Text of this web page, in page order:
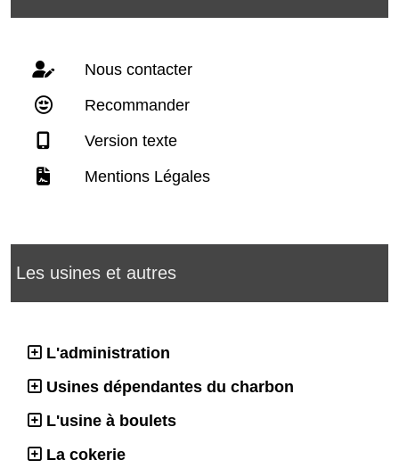
Nous contacter
Recommander
Version texte
Mentions Légales
Les usines et autres
L'administration
Usines dépendantes du charbon
L'usine à boulets
La cokerie